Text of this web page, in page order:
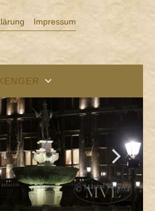
Impressum